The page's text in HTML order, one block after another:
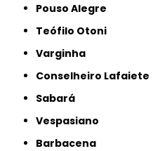
Pouso Alegre
Teófilo Otoni
Varginha
Conselheiro Lafaiete
Sabará
Vespasiano
Barbacena